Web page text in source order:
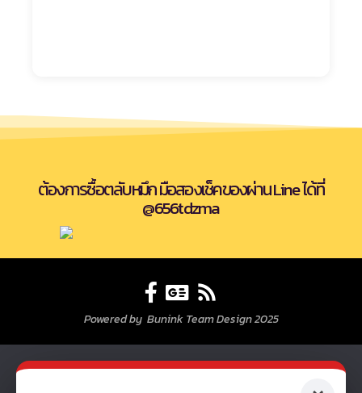
ต้องการซื้อตลับหมึก มือสองเช็คของผ่าน Line ได้ที่
@656tdzma
Powered by Bunink Team Design 2025